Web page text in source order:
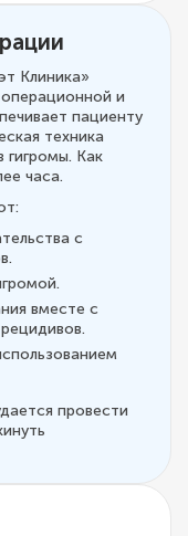
Клиника»
и
пациенту
техника
гигромы. Как
часа.
с
вместе с
провести